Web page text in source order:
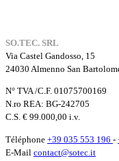
SO.TEC. SRL
Via Castel Gandosso, 15
24030 Almenno San
N° TVA /C.F. 01075700169
N.ro REA: BG-242705
C.S. € 99.000,00 i.v.
Téléphone +39 035 553 196 -
E-Mail contact@sotec.it